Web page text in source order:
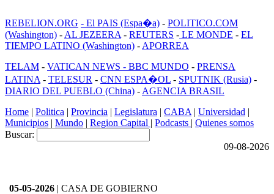
REBELION.ORG - El PAIS (Espa�a) - POLITICO.COM
(Washington) - AL JEZEERA - REUTERS - LE MONDE - EL
TIEMPO LATINO (Washington) - APORREA
TELAM - VATICAN NEWS - BBC MUNDO - PRENSA
LATINA - TELESUR - CNN ESPA�OL - SPUTNIK (Rusia) -
DIARIO DEL PUEBLO (China) - AGENCIA BRASIL
Home | Politica | Provincia | Legislatura | CABA | Universidad |
Municipios | Mundo | Region Capital | Podcasts | Quienes somos
Buscar:
09-08-2026
05-05-2026 | CASA DE GOBIERNO